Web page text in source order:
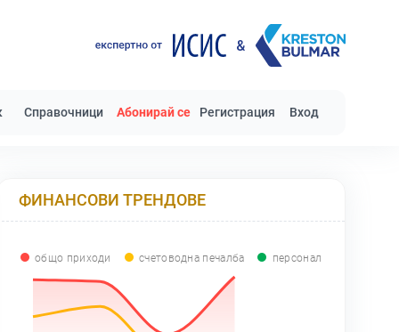
Справочници Абонирай се Регистрация Вход
ФИНАНСОВИ ТРЕНДОВЕ
общо приходи счетоводна печалба персонал